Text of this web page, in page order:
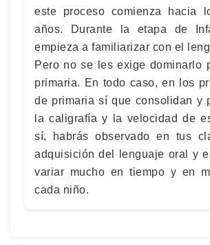
este proceso comienza hacia
años. Durante la etapa de
empieza a familiarizar con el
Pero no se les exige dominarlo
primaria. En todo caso, en los
de primaria sí que consolidan y
la caligrafía y la velocidad de
sí, habrás observado en tus
adquisición del lenguaje oral y
variar mucho en tiempo y en
cada niño.